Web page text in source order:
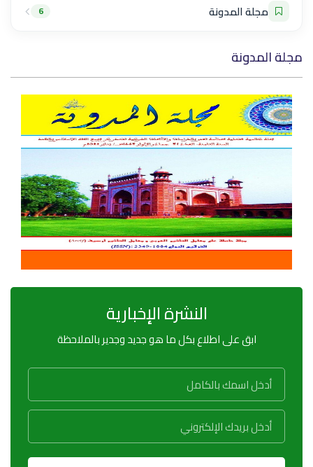
مجلة المدونة 6
مجلة المدونة
النشرة الإخبارية
ابق على اطلاع بكل ما هو جديد وجدير بالملاحظة